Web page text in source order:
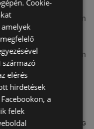
51,54 km
53,49 km
a közelben
TÁVOLSÁG
Cookie-
amelyek
elérés
hirdetések
a
felek